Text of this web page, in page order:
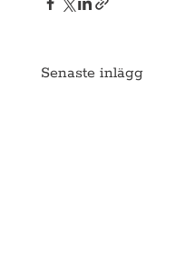
Senaste inlägg